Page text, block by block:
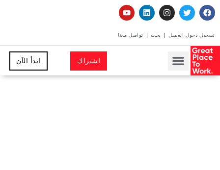
تسجيل دخول العميل بحث تواصل معنا
اشتراك ابدأ الآن